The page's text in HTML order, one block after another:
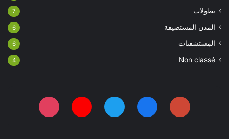
بطولات 7
المدن المستضيفة 6
المستشفيات 6
Non classé
4